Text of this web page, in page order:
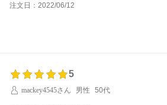
注文日：2022/06/12
5
mackey4545さん
男性 50代